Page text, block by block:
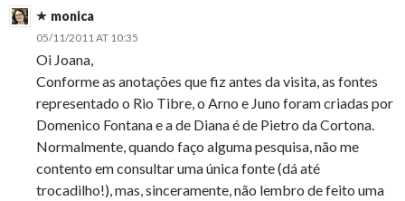
monica
05/11/2011 AT 10:35
Oi Joana,
Conforme as anotações que fiz antes da visita, as fontes
representado o Rio Tibre, o Arno e Juno foram criadas por
Domenico Fontana e a de Diana é de Pietro da Cortona.
Normalmente, quando faço alguma pesquisa, não me
contento em consultar uma única fonte (dá até
trocadilho!), mas, sinceramente, não lembro de feito uma